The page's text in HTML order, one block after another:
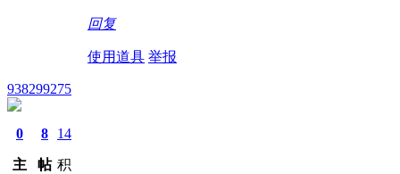
回复
使用道具 举报
938299275
0
主
8
帖
14
积